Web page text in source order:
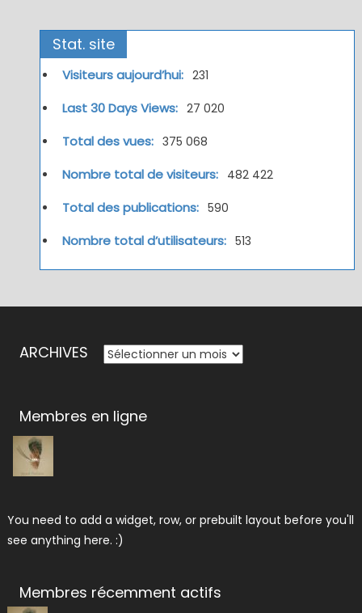
Stat. site
Visiteurs aujourd’hui: 231
Last 30 Days Views: 27 020
Total des vues: 375 068
Nombre total de visiteurs: 482 422
Total des publications: 590
Nombre total d’utilisateurs: 513
ARCHIVES ARCHIVES
Membres en ligne
You need to add a widget, row, or prebuilt layout before you'll
see anything here. :)
Membres récemment actifs